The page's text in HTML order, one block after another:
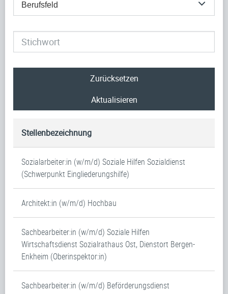
Berufsfeld
Zurücksetzen
Aktualisieren
Stellenbezeichnung
Sozialarbeiter:in (w/m/d) Soziale Hilfen Sozialdienst
(Schwerpunkt Eingliederungshilfe)
Architekt:in (w/m/d) Hochbau
Sachbearbeiter:in (w/m/d) Soziale Hilfen
Wirtschaftsdienst Sozialrathaus Ost, Dienstort Bergen-
Enkheim (Oberinspektor:in)
Sachbearbeiter:in (w/m/d) Beförderungsdienst